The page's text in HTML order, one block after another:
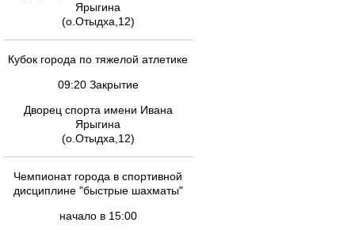
Ярыгина
(о.Отыдха,12)
Кубок города по тяжелой атлетике
09:20 Закрытие
Дворец спорта имени Ивана
Ярыгина
(о.Отыдха,12)
Чемпионат города в спортивной
дисциплине "быстрые шахматы"
начало в 15:00